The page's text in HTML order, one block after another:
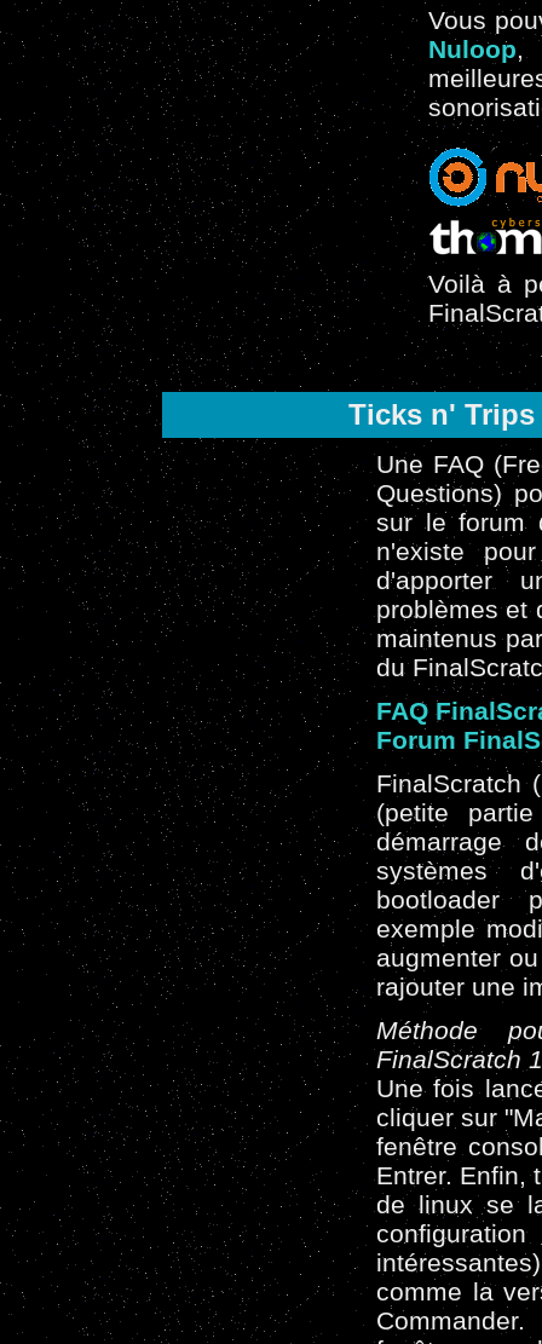
Vous
Nuloop
Voilà à
Ticks n' Trips
Une FAQ
Questions)
sur le forum
n'existe
d'apporter
problèmes et
maintenus
du
FAQ
Forum
FinalScratch
(petite
démarrage
systèmes
bootloader
exemple
augmenter
rajouter une
Méthode
FinalScratch
Une fois
cliquer sur
fenêtre
Entrer. Enfin,
de linux se
comme la